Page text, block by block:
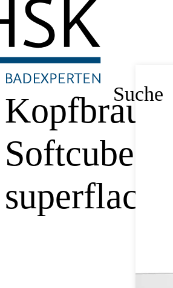
Suche
Kopfbrause
Softcube
superflach